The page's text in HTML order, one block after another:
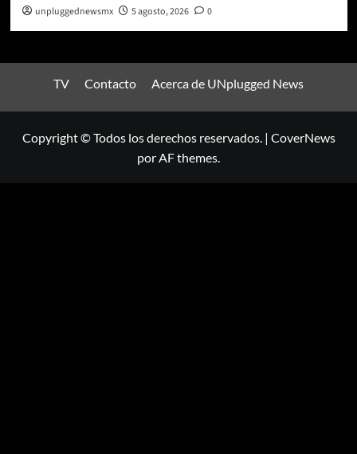
unpluggednewsmx 5 agosto, 2026 0
TV Contacto Acerca de UNplugged News
Copyright © Todos los derechos reservados. | CoverNews
por AF themes.